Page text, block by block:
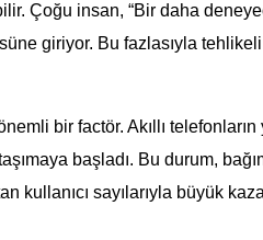
Çoğu insan, “Bir daha
giriyor. Bu fazlasıyla
bir factör. Akıllı telefonların
başladı. Bu durum,
kullanıcı sayılarıyla büyük